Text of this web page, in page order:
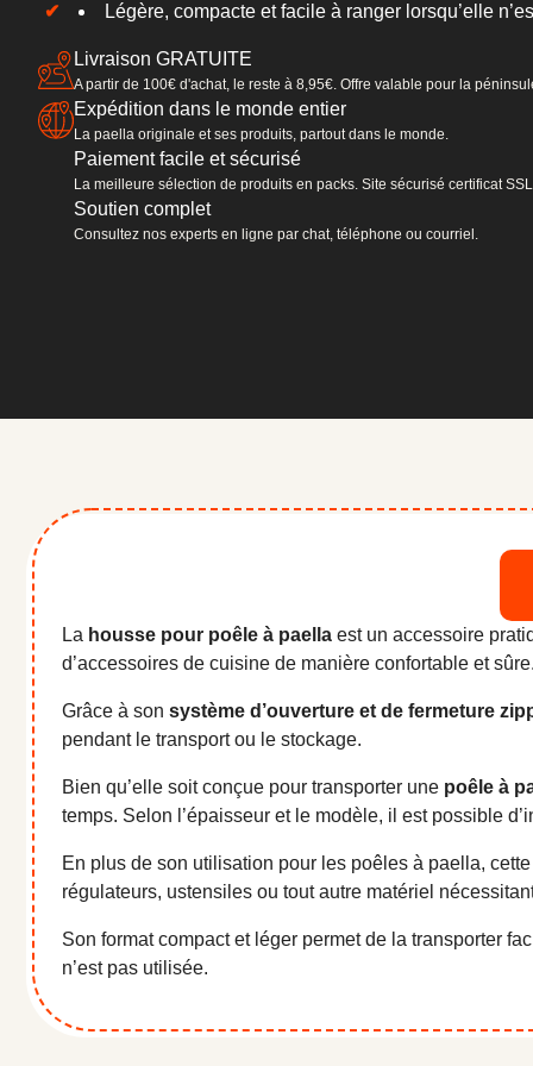
Légère, compacte et facile à ranger lorsqu’elle
Livraison GRATUITE
A partir de 100€ d'achat, le reste à 8,95€. Offre valable pour la
Expédition dans le monde entier
La paella originale et ses produits, partout dans le monde.
Paiement facile et sécurisé
La meilleure sélection de produits en packs. Site sécurisé certificat
Soutien complet
Consultez nos experts en ligne par chat, téléphone ou courriel.
La housse pour poêle à paella est un accessoire
d’accessoires de cuisine de manière confortable et
Grâce à son système d’ouverture et de fermeture
pendant le transport ou le stockage.
Bien qu’elle soit conçue pour transporter une poêle à
temps. Selon l’épaisseur et le modèle, il est possible
En plus de son utilisation pour les poêles à paella,
régulateurs, ustensiles ou tout autre matériel
Son format compact et léger permet de la transporter
n’est pas utilisée.